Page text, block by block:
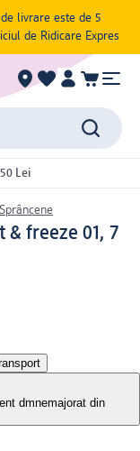
livrare este de 5
de Ridicare Expres
Lei
Sprâncene
freeze 01, 7
dmnemajorat din